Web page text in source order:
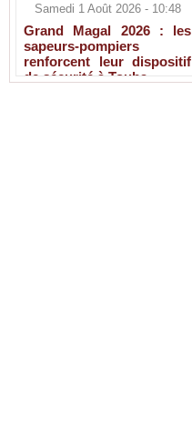
Samedi 1 Août 2026 - 10:48
Grand Magal 2026 : les
sapeurs-pompiers
renforcent leur dispositif
de sécurité à Touba